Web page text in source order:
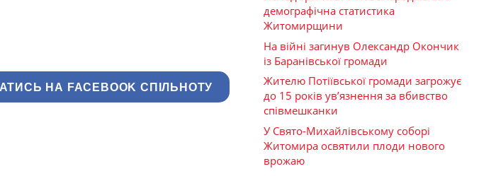
НА FACEBOOK СПІЛЬНОТУ
демографічна статистика
Житомирщини
На війні загинув Олександр Окончик
із Баранівської громади
Жителю Потіївської громади загрожує
до 15 років ув’язнення за вбивство
співмешканки
У Свято-Михайлівському соборі
Житомира освятили плоди нового
врожаю